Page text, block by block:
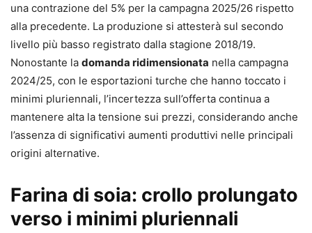
una contrazione del 5% per la campagna 2025/26 rispetto
alla precedente. La produzione si attesterà sul secondo
livello più basso registrato dalla stagione 2018/19.
Nonostante la domanda ridimensionata nella campagna
2024/25, con le esportazioni turche che hanno toccato i
minimi pluriennali, l’incertezza sull’offerta continua a
mantenere alta la tensione sui prezzi, considerando anche
l’assenza di significativi aumenti produttivi nelle principali
origini alternative.
Farina di soia: crollo prolungato
verso i minimi pluriennali